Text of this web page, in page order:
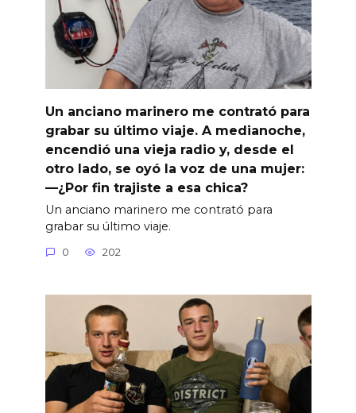
Un anciano marinero me contrató para
grabar su último viaje. A medianoche,
encendió una vieja radio y, desde el
otro lado, se oyó la voz de una mujer:
—¿Por fin trajiste a esa chica?
Un anciano marinero me contrató para
grabar su último viaje.
0 202